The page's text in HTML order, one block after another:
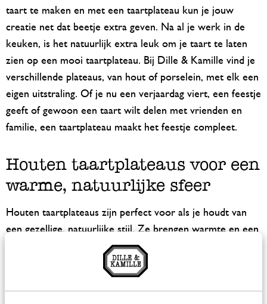
taart te maken en met een taartplateau kun je jouw
creatie net dat beetje extra geven. Na al je werk in de
keuken, is het natuurlijk extra leuk om je taart te laten
zien op een mooi taartplateau. Bij Dille & Kamille vind je
verschillende plateaus, van hout of porselein, met elk een
eigen uitstraling. Of je nu een verjaardag viert, een feestje
geeft of gewoon een taart wilt delen met vrienden en
familie, een taartplateau maakt het feestje compleet.
Houten taartplateaus voor een
warme, natuurlijke sfeer
Houten taartplateaus zijn perfect voor als je houdt van
een gezellige, natuurlijke stijl. Ze brengen warmte en een
beetje rustieke charme op tafel. Of je nu voor een groot
of een klein taartje gaat, met een houten plateau laat je je
gebak echt opvallen. Dit taartplateau is gemaakt van